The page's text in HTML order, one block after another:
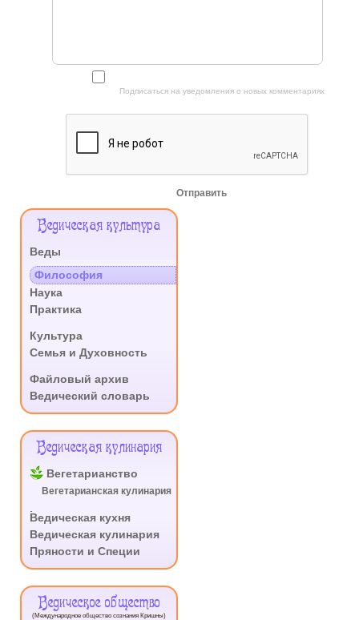
Подписаться на уведомления о новых комментариях
Отправить
Меню
Ведическая культура
Веды
.
Философия
Наука
Практика
Культура
Семья и Духовность
Файловый архив
Ведический словарь
Ведическая кулинария
Вегетарианство
Вегетарианская кулинария
Ведическая кухня
Ведическая кулинария
Пряности и Специи
Ведическое общество
(Международное общество сознания Кришны)